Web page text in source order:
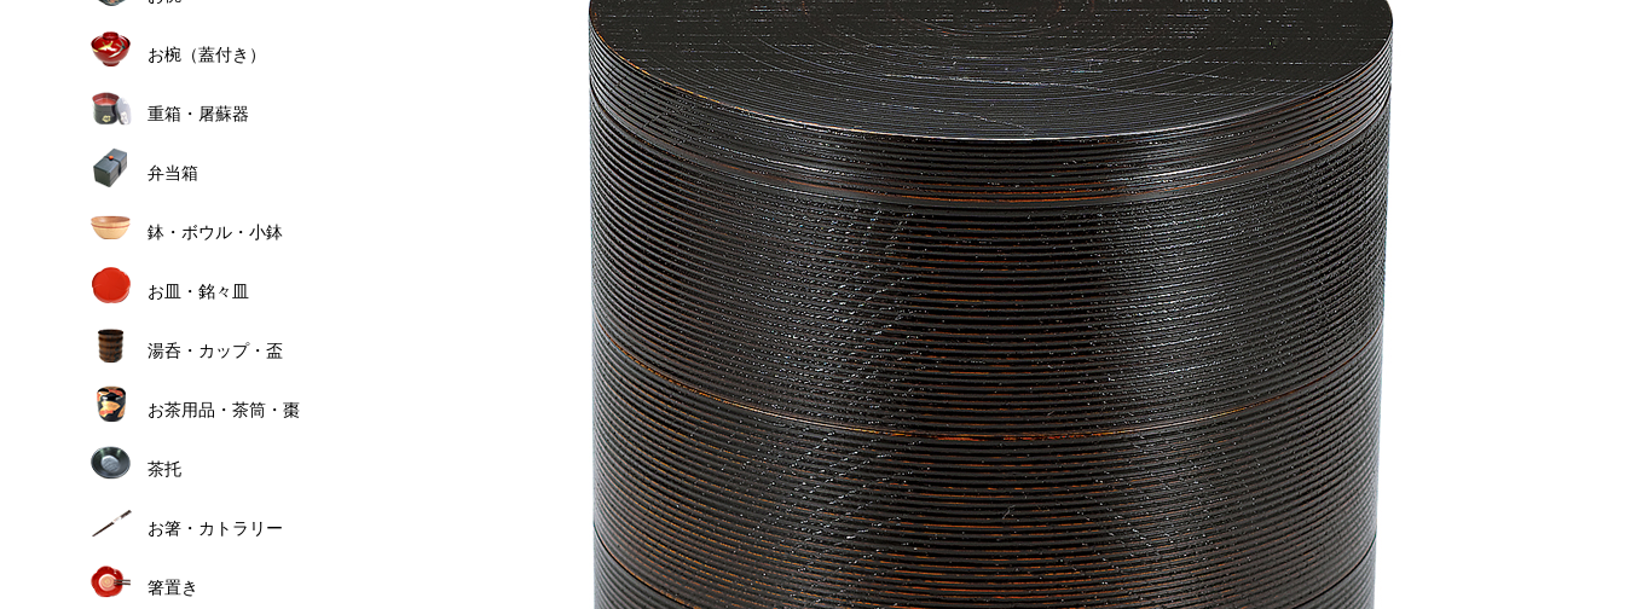
お椀（蓋付き）
重箱・屠蘇器
弁当箱
鉢・ボウル・小鉢
お皿・銘々皿
湯呑・カップ・盃
お茶用品・茶筒・棗
茶托
お箸・カトラリー
箸置き